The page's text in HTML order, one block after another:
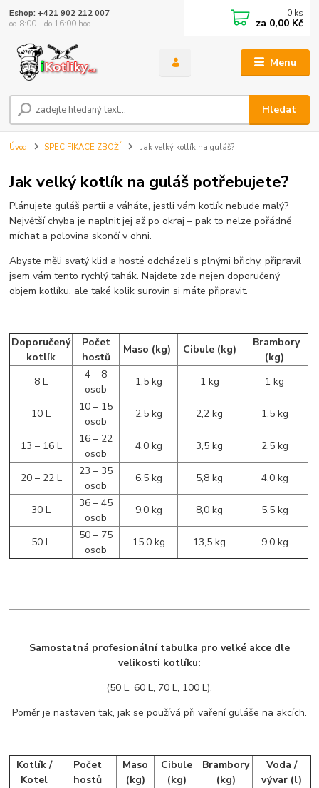
Menu
Hledat
Eshop: +421 902 212 007
od 8:00 - do 16:00 hod
0 ks
za 0,00 Kč
Úvod SPECIFIKACE ZBOŽÍ Jak velký kotlík na guláš?
Jak velký kotlík na guláš potřebujete?
Plánujete guláš partii a váháte, jestli vám kotlík nebude malý?
Největší chyba je naplnit jej až po okraj – pak to nelze pořádně
míchat a polovina skončí v ohni.
Abyste měli svatý klid a hosté odcházeli s plnými břichy, připravil
jsem vám tento rychlý tahák. Najdete zde nejen doporučený
objem kotlíku, ale také kolik surovin si máte připravit.
Doporučený
kotlík
Počet
hostů
Maso (kg) Cibule (kg)
Brambory
(kg)
8 L
4 – 8
osob
1,5 kg 1 kg 1 kg
10 L
10 – 15
osob
2,5 kg 2,2 kg 1,5 kg
13 – 16 L
16 – 22
osob
4,0 kg 3,5 kg 2,5 kg
20 – 22 L
23 – 35
osob
6,5 kg 5,8 kg 4,0 kg
30 L
36 – 45
osob
9,0 kg 8,0 kg 5,5 kg
50 L
50 – 75
osob
15,0 kg 13,5 kg 9,0 kg
Samostatná profesionální tabulka pro velké akce dle
velikosti kotlíku:
(50 L, 60 L, 70 L, 100 L).
Poměr je nastaven tak, jak se používá při vaření guláše na akcích.
Kotlík /
Kotel
Počet
hostů
Maso
(kg)
Cibule
(kg)
Brambory
(kg)
Voda /
vývar (l)